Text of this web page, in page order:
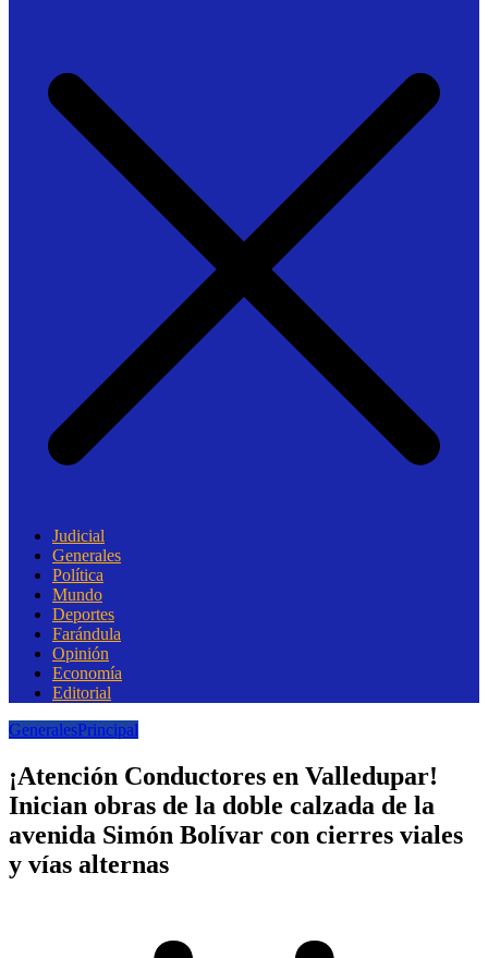
Judicial
Generales
Política
Mundo
Deportes
Farándula
Opinión
Economía
Editorial
GeneralesPrincipal
¡Atención Conductores en Valledupar!
Inician obras de la doble calzada de la
avenida Simón Bolívar con cierres viales
y vías alternas